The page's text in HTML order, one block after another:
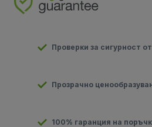
Проверки за сигурност
Прозрачно
100% гаранция на